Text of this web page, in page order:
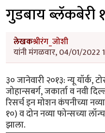
गुडबाय ब्लॅकबेरी
लेखकश्रीरंग_जोशी
यांनी मंगळवार, 04/01/2022
३० जानेवारी २०१३: न्यू यॉर्क,
जोहान्सबर्ग, जकार्ता व नवी
रिसर्च इन मोशन कंपनीच्या
१०) व दोन नव्या फोन्सच्या
झाला.